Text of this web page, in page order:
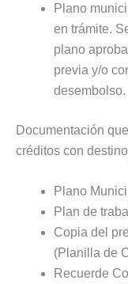
Plano
en trámite.
plano
previa y/o
desembolso.
Documentación
créditos con
Plano
Plan de
Copia del
(Planilla de
Recuerde